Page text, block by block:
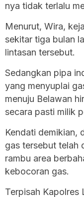
nya tidak terlalu
Menurut, Wira,
sekitar tiga bulan
lintasan tersebut.
Sedangkan pipa
yang menyuplai
menuju Belawan
secara pasti milik
Kendati demikian,
gas tersebut telah
rambu area
kebocoran gas.
Terpisah Kapolres